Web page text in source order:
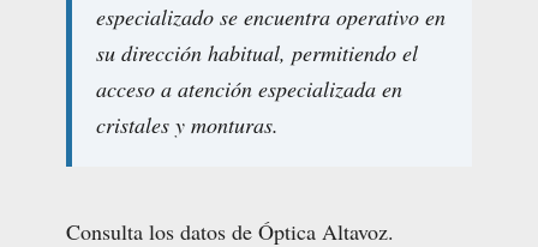
especializado se encuentra operativo en
su dirección habitual, permitiendo el
acceso a atención especializada en
cristales y monturas.
Consulta los datos de Óptica Altavoz.